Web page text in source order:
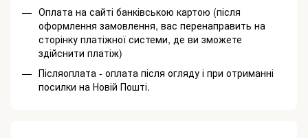
Оплата на сайті банківською картою (після
оформлення замовлення, вас перенаправить на
сторінку платіжної системи, де ви зможете
здійснити платіж)
Післяоплата - оплата після огляду і при отриманні
посилки на Новій Пошті.